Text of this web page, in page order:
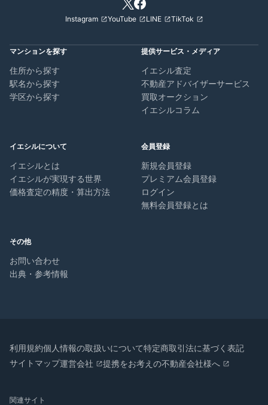
Instagram YouTube LINE TikTok
マンションを探す
住所から探す
駅名から探す
学区から探す
提供サービス・メディア
イエシル査定
不動産アドバイザーサービス
買取オークション
イエシルコラム
イエシルについて
イエシルとは
イエシルが実現する世界
価格査定の精度・算出方法
会員登録
新規会員登録
プレミアム会員登録
ログイン
無料会員登録とは
その他
お問い合わせ
出典・参考情報
利用規約個人情報の取扱いについて特定商取引法に基づく表記
サイトマップ運営会社 提携をお考えの不動産会社様へ
関連サイト